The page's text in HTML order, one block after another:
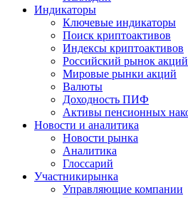
Индикаторы
Ключевые индикаторы
Поиск криптоактивов
Индексы криптоактивов
Российский рынок акций
Мировые рынки акций
Валюты
Доходность ПИФ
Активы пенсионных
Новости и аналитика
Новости рынка
Аналитика
Глоссарий
Участникирынка
Управляющие компании